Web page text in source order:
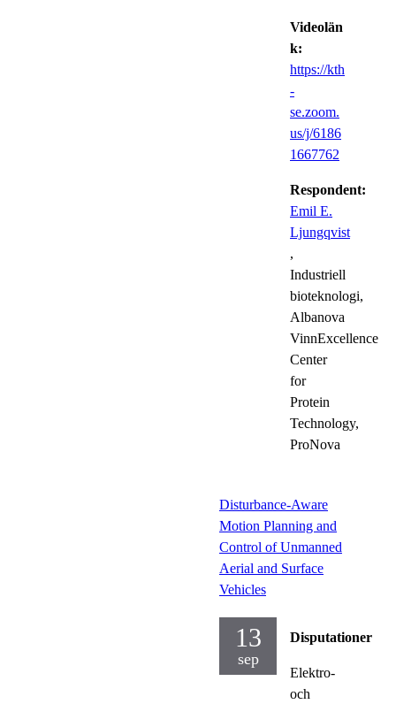
Videolän
k:
https://kth
-
se.zoom.
us/j/6186
1667762
Respondent:
Emil E.
Ljungqvist
,
Industriell
bioteknologi,
Albanova
VinnExcellence
Center
for
Protein
Technology,
ProNova
Disturbance-Aware
Motion Planning and
Control of Unmanned
Aerial and Surface
Vehicles
13
sep
Disputationer
Elektro-
och